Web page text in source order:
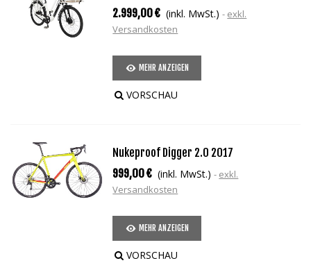
2.999,00 € (inkl. MwSt.)
exkl.
Versandkosten
MEHR ANZEIGEN
VORSCHAU
Nukeproof Digger 2.0 2017
999,00 € (inkl. MwSt.)
exkl.
Versandkosten
MEHR ANZEIGEN
VORSCHAU